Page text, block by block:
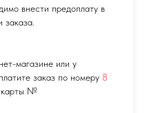
внести предоплату в
магазине или у
заказ по номеру 8
карты №